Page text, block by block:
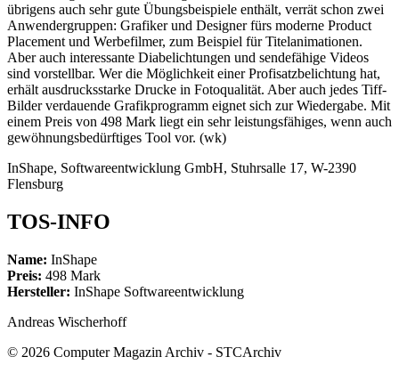
übrigens auch sehr gute Übungsbeispiele enthält, verrät schon zwei
Anwendergruppen: Grafiker und Designer fürs moderne Product
Placement und Werbefilmer, zum Beispiel für Titelanimationen.
Aber auch interessante Diabelichtungen und sendefähige Videos
sind vorstellbar. Wer die Möglichkeit einer Profisatzbelichtung hat,
erhält ausdrucksstarke Drucke in Fotoqualität. Aber auch jedes Tiff-
Bilder verdauende Grafikprogramm eignet sich zur Wiedergabe. Mit
einem Preis von 498 Mark liegt ein sehr leistungsfähiges, wenn auch
gewöhnungsbedürftiges Tool vor. (wk)
InShape, Softwareentwicklung GmbH, Stuhrsalle 17, W-2390
Flensburg
TOS-INFO
Name: InShape
Preis: 498 Mark
Hersteller: InShape Softwareentwicklung
Andreas Wischerhoff
© 2026 Computer Magazin Archiv - STCArchiv